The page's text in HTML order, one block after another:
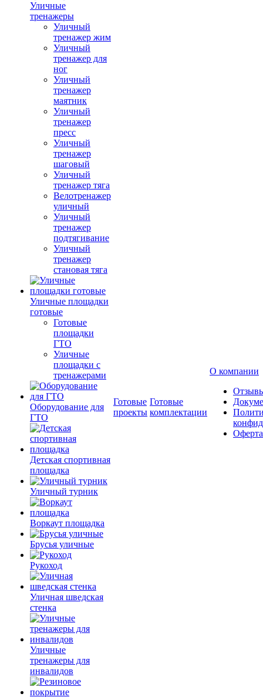
Уличные
тренажеры
Уличный
тренажер жим
Уличный
тренажер для
ног
Уличный
тренажер
маятник
Уличный
тренажер
пресс
Уличный
тренажер
шаговый
Уличный
тренажер тяга
Велотренажер
уличный
Уличный
тренажер
подтягивание
Уличный
тренажер
становая тяга
Уличные площадки
готовые
Готовые
площадки
ГТО
Уличные
площадки с
тренажерами
Оборудование для
ГТО
Детская спортивная
площадка
Уличный турник
Воркаут площадка
Брусья уличные
Рукоход
Уличная шведская
стенка
Уличные
тренажеры для
инвалидов
Готовые
проекты
Готовые
комплектации
О компании
Оферта